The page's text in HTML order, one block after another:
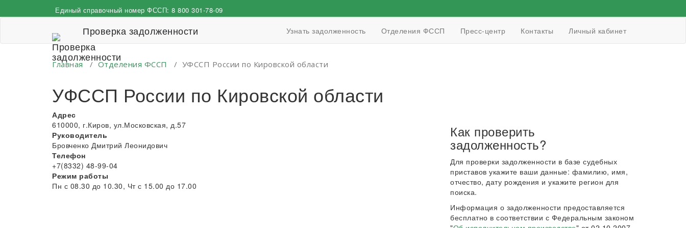
к
Единый справочный номер ФССП: 8 800 301-78-09
Проверка задолженности Узнать задолженность Отделения ФССП Пресс-центр Контакты Личный кабинет
Главная / Отделения ФССП / УФССП России по Кировской области
УФССП России по Кировской области
Адрес
610000, г.Киров, ул.Московская, д.57
Руководитель
Бровченко Дмитрий Леонидович
Телефон
+7(8332) 48-99-04
Режим работы
Пн с 08.30 до 10.30, Чт с 15.00 до 17.00
Как проверить
задолженность?
Для проверки задолженности в базе судебных
приставов укажите ваши данные: фамилию, имя,
отчество, дату рождения и укажите регион для
поиска.
Информация о задолженности предоставляется
бесплатно в соответствии с Федеральным законом